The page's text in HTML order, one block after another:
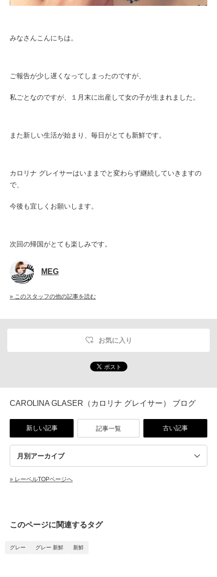
みなさんこんにちは。
ご報告が少し遅くなってしまったのですが、
私ごとなのですが、１月末に出産して女の子が生まれました。
また新しい生活が始まり、毎日がとても新鮮です。
カロリナ グレイサーはいままでと変わらず継続していきますの
で、
今後も宜しくお願いします。
次回の帰国がとても楽しみです。
MEG
» このスタッフの他の記事を読む
お気に入り
CAROLINA GLASER（カロリナ グレイサー） ブログ
新しい記事 記事一覧 古い記事
» レーベルTOPページへ
このページに関連するタグ
グレー グレー 新鮮 新鮮